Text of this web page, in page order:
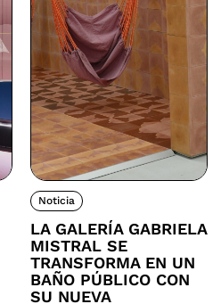
Noticia
LA GALERÍA GABRIELA
MISTRAL SE
TRANSFORMA EN UN
BAÑO PÚBLICO CON
SU NUEVA